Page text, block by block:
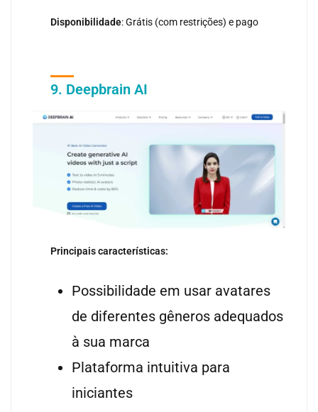
Disponibilidade: Grátis (com restrições) e pago
9. Deepbrain AI
Principais características:
Possibilidade em usar avatares
de diferentes gêneros adequados
à sua marca
Plataforma intuitiva para
iniciantes